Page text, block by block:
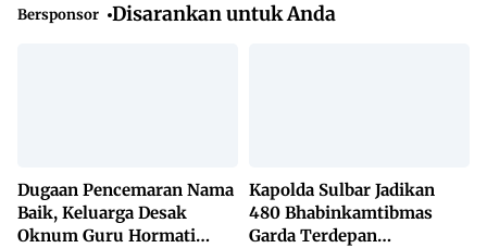
Bersponsor Disarankan untuk Anda
Dugaan Pencemaran Nama
Baik, Keluarga Desak
Oknum Guru Hormati
Kapolda Sulbar Jadikan
480 Bhabinkamtibmas
Garda Terdepan